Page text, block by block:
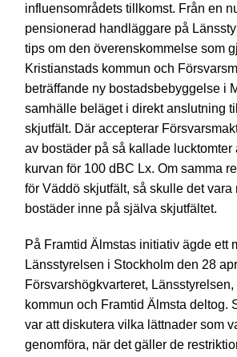
influensområdets tillkomst. Från en
pensionerad handläggare på
tips om den överenskommelse som
Kristianstads kommun och
beträffande ny bostadsbebyggelse i
samhälle beläget i direkt anslutning
skjutfält. Där accepterar
av bostäder på så kallade lucktomter
kurvan för 100 dBC Lx. Om samma
för Väddö skjutfält, så skulle det vara
bostäder inne på själva skjutfältet.
På Framtid Älmstas initiativ ägde ett
Länsstyrelsen i Stockholm den 28
Försvarshögkvarteret,
kommun och Framtid Älmsta deltog.
var att diskutera vilka lättnader som
genomföra, när det gäller de